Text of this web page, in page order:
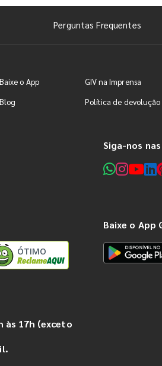
Perguntas Frequentes
Baixe o App GIV na Imprensa
Blog Política de devolução
Siga-nos
ÓTIMO
Baixe o App
às 17h (exceto